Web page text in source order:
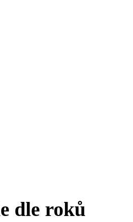
dle roků